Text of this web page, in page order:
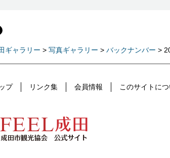
ギャラリー > 写真ギャラリー > バックナンバー >
プ リンク集 会員情報 このサイトに
田市公式観光情報